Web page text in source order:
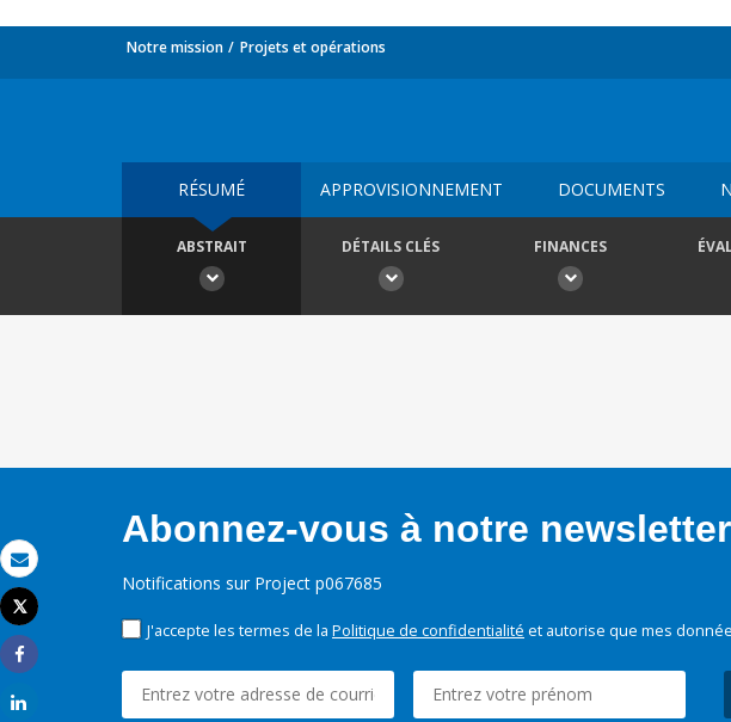
Email
Imprimer
Tweet
Share
Notre mission Projets et opérations
RÉSUMÉ APPROVISIONNEMENT DOCUMENTS
ABSTRAIT DÉTAILS CLÉS FINANCES
Abonnez-vous à notre
Notifications sur Project p067685
J'accepte les termes de la Politique de confidentialité et autorise que mes